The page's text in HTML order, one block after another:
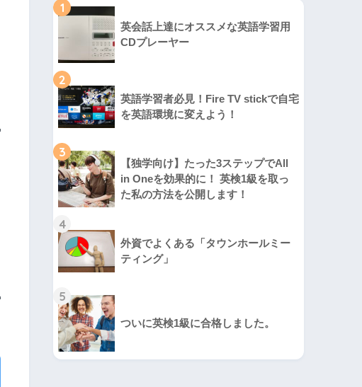
1
英会話上達にオススメな英語学習用
CDプレーヤー
2
英語学習者必見！Fire TV stickで自宅
を英語環境に変えよう！
3
【独学向け】たった3ステップでAll
in Oneを効果的に！ 英検1級を取っ
た私の方法を公開します！
4
外資でよくある「タウンホールミー
ティング」
5
ついに英検1級に合格しました。